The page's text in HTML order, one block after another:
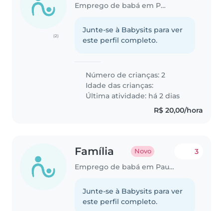
(2)
Emprego de babá em Paulista
Junte-se à Babysits para ver
este perfil completo.
Número de crianças: 2
Idade das crianças:
Última atividade: há 2 dias
R$ 20,00/hora
Família Novo
Emprego de babá em Paulista
3
Junte-se à Babysits para ver
este perfil completo.